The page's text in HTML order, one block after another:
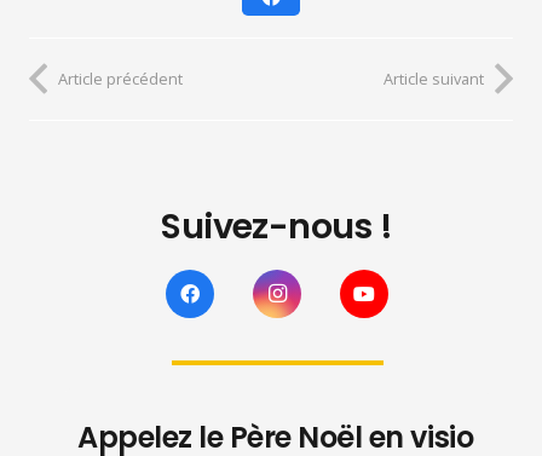
Article précédent Article suivant
Suivez-nous !
Appelez le Père Noël en visio